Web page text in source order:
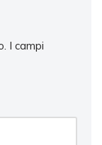
I campi